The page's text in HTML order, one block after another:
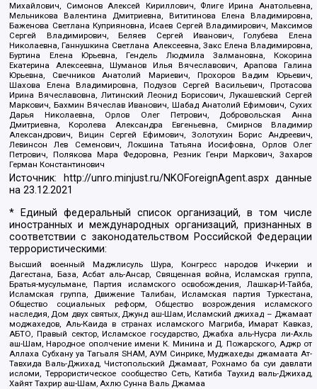
Михайлович, Симонов Алексей Кириллович, Флиге Ирина Анатольевна,
Мельникова Валентина Дмитриевна, Вититинова Елена Владимировна,
Баженова Светлана Куприяновна, Исаев Сергей Владимирович, Максимов
Сергей Владимирович, Беляев Сергей Иванович, Голубева Елена
Николаевна, Ганнушкина Светлана Алексеевна, Закс Елена Владимировна,
Буртина Елена Юрьевна, Гендель Людмила Залмановна, Кокорина
Екатерина Алексеевна, Шуманов Илья Вячеславович, Арапова Галина
Юрьевна, Свечников Анатолий Мариевич, Прохоров Вадим Юрьевич,
Шахова Елена Владимировна, Подузов Сергей Васильевич, Протасова
Ирина Вячеславовна, Литинский Леонид Борисович, Лукашевский Сергей
Маркович, Бахмин Вячеслав Иванович, Шабад Анатолий Ефимович, Сухих
Дарья Николаевна, Орлов Олег Петрович, Добровольская Анна
Дмитриевна, Королева Александра Евгеньевна, Смирнов Владимир
Александрович, Вицин Сергей Ефимович, Золотухин Борис Андреевич,
Левинсон Лев Семенович, Локшина Татьяна Иосифовна, Орлов Олег
Петрович, Полякова Мара Федоровна, Резник Генри Маркович, Захаров
Герман Константинович
Источник: http://unro.minjust.ru/NKOForeignAgent.aspxданные
на23.12.2021
* Единый федеральный список организаций, в том числе
иностранных и международных организаций, признанных в
соответствии с законодательством Российской Федерации
террористическими:
Высший военный Маджлисуль Шура, Конгресс народов Ичкерии и
Дагестана, База, Асбат аль-Ансар, Священная война, Исламская группа,
Братья-мусульмане, Партия исламского освобождения, Лашкар-И-Тайба,
Исламская группа, Движение Талибан, Исламская партия Туркестана,
Общество социальных реформ, Общество возрождения исламского
наследия, Дом двух святых, Джунд аш-Шам, Исламский джихад – Джамаат
моджахедов, Аль-Каида в странах исламского Магриба, Имарат Кавказ,
АБТО, Правый сектор, Исламское государство, Джабха аль-Нусра ли-Ахль
аш-Шам, Народное ополчение имени К. Минина и Д. Пожарского, Аджр от
Аллаха Субхану уа Тагьаля SHAM, АУМ Синрике, Муджахеды джамаата Ат-
Тавхида Валь-Джихад, Чистопольский Джамаат, Рохнамо ба суи давлати
исломи, Террористическое сообщество Сеть, Катиба Таухид валь-Джихад,
Хайят Тахрир аш-Шам, Ахлю Сунна Валь Джамаа